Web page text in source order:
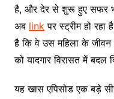
है, और देर से शुरू हुए सफर
अब linkपर स्ट्रीम हो
है कि वे उस महिला के जीवन
को यादगार विरासत में बदल
यह खास एपिसोड एक बड़े